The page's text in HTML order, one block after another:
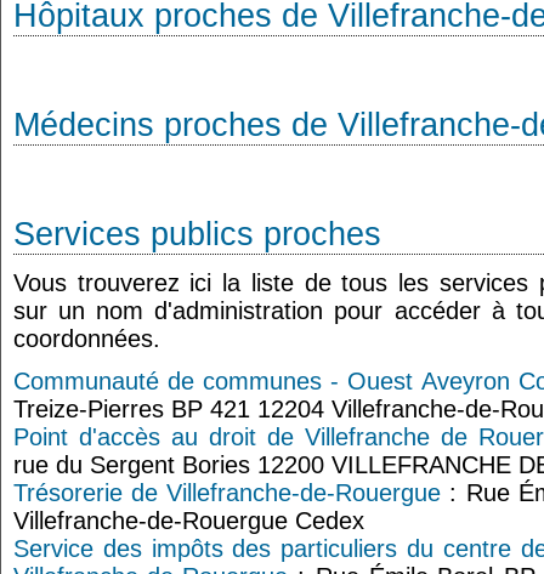
Hôpitaux proches de Villefranche-
Médecins proches de Villefranche-
Services publics proches
Vous trouverez ici la liste de tous les services
sur un nom d'administration pour accéder à
coordonnées.
Communauté de communes - Ouest Aveyron
Treize-Pierres BP 421 12204 Villefranche-de-
Point d'accès au droit de Villefranche de
rue du Sergent Bories 12200 VILLEFRANCHE
Trésorerie de Villefranche-de-Rouergue : Rue
Villefranche-de-Rouergue Cedex
Service des impôts des particuliers du centre